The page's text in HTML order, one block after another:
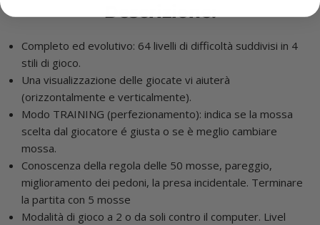
Descrizione:
Completo ed evolutivo: 64 livelli di difficoltà suddivisi in 4
stili di gioco.
Una visualizzazione delle giocate vi aiuterà
(orizzontalmente e verticalmente).
Modo TRAINING (perfezionamento): indica se la mossa
scelta dal giocatore é giusta o se è meglio cambiare
mossa.
Conoscenza della regola delle 50 mosse, pareggio,
miglioramento dei pedoni, la presa incidentale. Terminare
la partita con 5 mosse
Modalità di gioco a 2 o da soli contro il computer. Livel